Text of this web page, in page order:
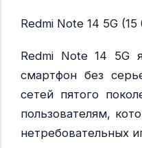
Redmi Note 14 5G
Redmi Note 14 5G
смартфон без
сетей пятого
пользователям,
нетребовательных